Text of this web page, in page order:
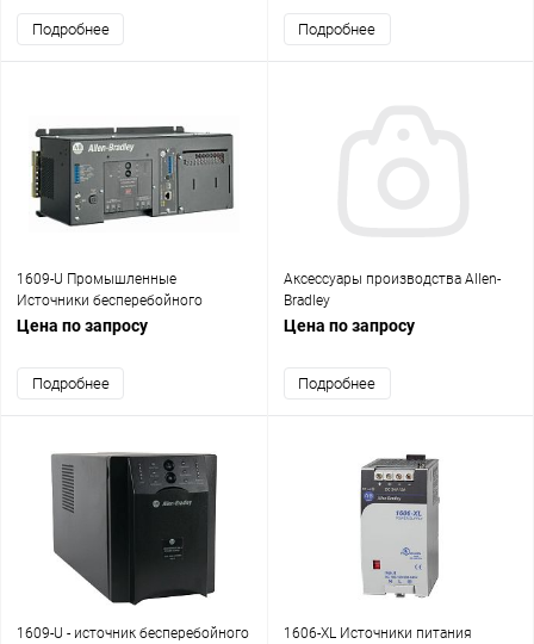
Подробнее Подробнее
1609-U Промышленные
Источники бесперебойного
питания
Цена по запросу
Подробнее
Аксессуары производства Allen-
Bradley
Цена по запросу
Подробнее
1609-U - источник бесперебойного
1606-XL Источники питания